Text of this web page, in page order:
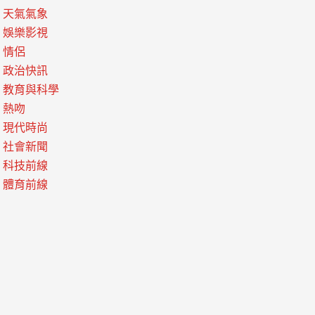
天氣氣象
娛樂影視
情侶
政治快訊
教育與科學
熱吻
現代時尚
社會新聞
科技前線
體育前線